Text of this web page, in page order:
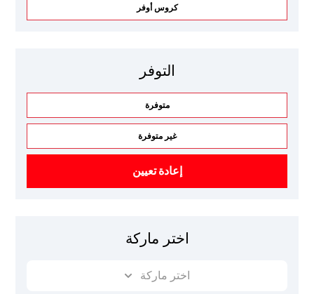
كروس أوفر
التوفر
متوفرة
غير متوفرة
إعادة تعيين
اختر ماركة
اختر ماركة